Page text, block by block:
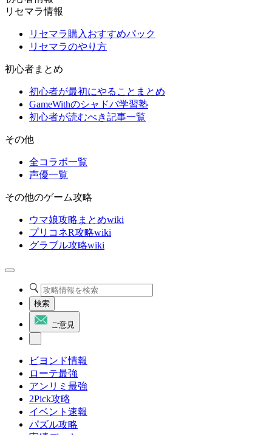
リセマラ情報
リセマラ購入おすすめパック
リセマラのやり方
初心者まとめ
初心者が最初にやることまとめ
GameWithのシャドバ学習塾
初心者が読むべき記事一覧
その他
全コラボ一覧
声優一覧
その他のゲーム攻略
ウマ娘攻略まとめwiki
プリコネR攻略wiki
グラブル攻略wiki
検索
ご意見
ビヨンド情報
ローテ最強
アンリミ最強
2Pick攻略
イベント速報
パズル攻略